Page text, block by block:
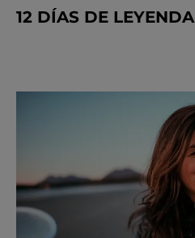
12 DÍAS DE LEYENDA